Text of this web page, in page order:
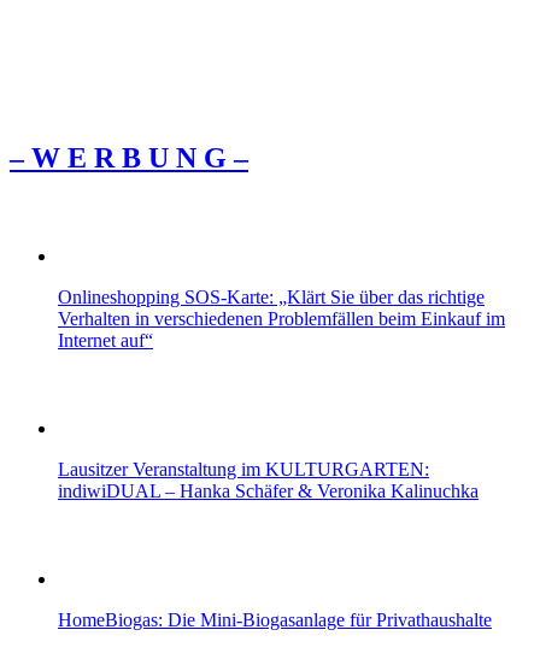
– W Ε R Β U Ν G –
Onlineshopping SOS-Karte: „Klärt Sie über das richtige
Verhalten in verschiedenen Problemfällen beim Einkauf im
Internet auf“
Lausitzer Veranstaltung im KULTURGARTEN:
indiwiDUAL – Hanka Schäfer & Veronika Kalinuchka
HomeBiogas: Die Mini-Biogasanlage für Privathaushalte